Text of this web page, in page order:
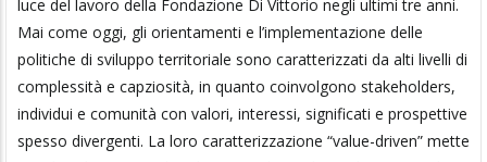
luce del lavoro della Fondazione Di Vittorio negli ultimi tre anni.
Mai come oggi, gli orientamenti e l’implementazione delle
politiche di sviluppo territoriale sono caratterizzati da alti livelli di
complessità e capziosità, in quanto coinvolgono stakeholders,
individui e comunità con valori, interessi, significati e prospettive
spesso divergenti. La loro caratterizzazione “value-driven” mette